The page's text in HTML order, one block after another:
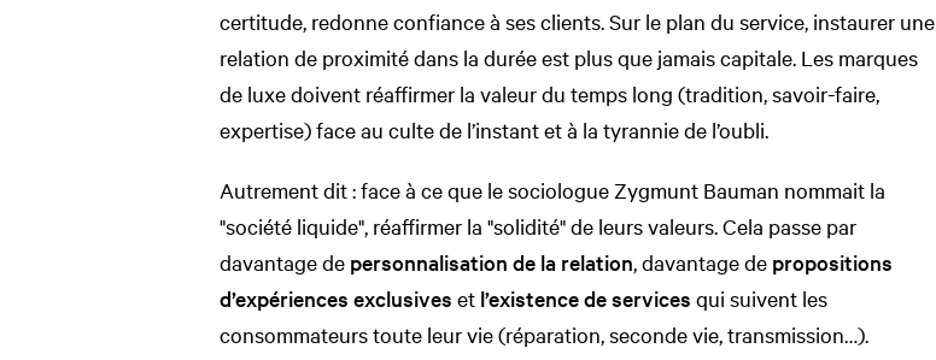
certitude, redonne confiance à ses clients. Sur le plan du service, instaurer une
relation de proximité dans la durée est plus que jamais capitale. Les marques
de luxe doivent réaffirmer la valeur du temps long (tradition, savoir-faire,
expertise) face au culte de l’instant et à la tyrannie de l’oubli.
Autrement dit : face à ce que le sociologue Zygmunt Bauman nommait la
"société liquide", réaffirmer la "solidité" de leurs valeurs. Cela passe par
davantage de personnalisation de la relation , davantage de propositions
d’expériences exclusives et l’existence de services qui suivent les
consommateurs toute leur vie (réparation, seconde vie, transmission…).